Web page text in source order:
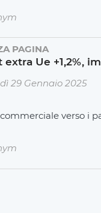
PAGINA
Ue +1,2%,
29 Gennaio 2025
verso i